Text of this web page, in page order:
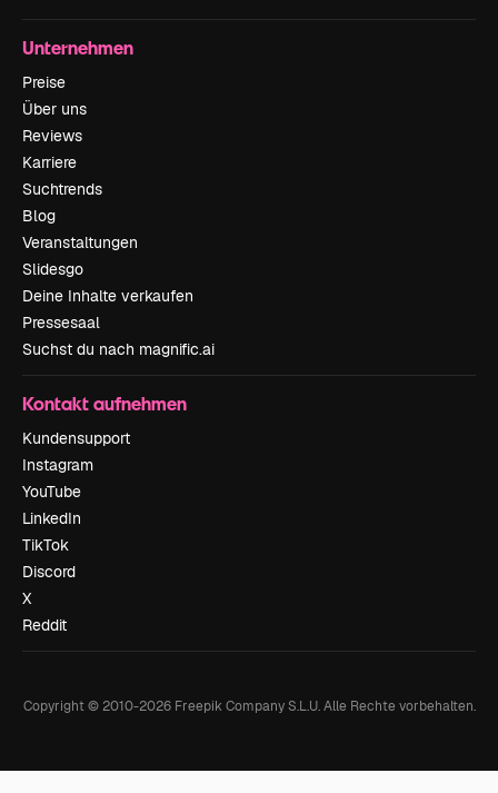
Unternehmen
Preise
Über uns
Reviews
Karriere
Suchtrends
Blog
Veranstaltungen
Slidesgo
Deine Inhalte verkaufen
Pressesaal
Suchst du nach magnific.ai
Kontakt aufnehmen
Kundensupport
Instagram
YouTube
LinkedIn
TikTok
Discord
X
Reddit
Copyright © 2010-2026Freepik Company S.L.U. Alle Rechte vorbehalten.